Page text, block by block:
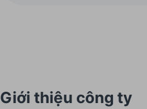
Giới thiệu công ty